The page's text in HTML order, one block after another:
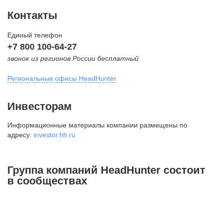
Контакты
Единый телефон
+7 800 100-64-27
звонок из регионов России бесплатный
Региональные офисы HeadHunter
внутригородская территория
Муниципальный округ Тверской,
2-я Брестская ул., д. 48,
+7 495 980-64-27
Инвесторам
Информационные материалы компании размещены по
адресу: investor.hh.ru
Группа компаний HeadHunter состоит
в сообществах